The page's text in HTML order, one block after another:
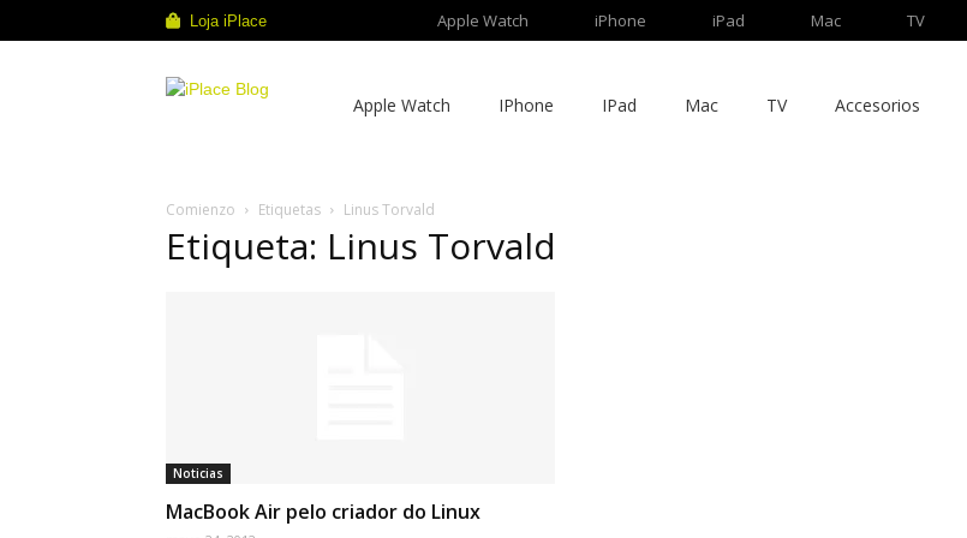
Loja iPlace Apple Watch iPhone iPad Mac TV
Apple Watch IPhone IPad Mac TV Accesorios
Comienzo Etiquetas Linus Torvald
Etiqueta: Linus Torvald
Noticias
MacBook Air pelo criador do Linux